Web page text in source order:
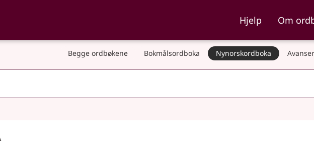
og NynorskordbokaHjelp Om
Begge ordbøkene Bokmålsordboka Nynorskordboka